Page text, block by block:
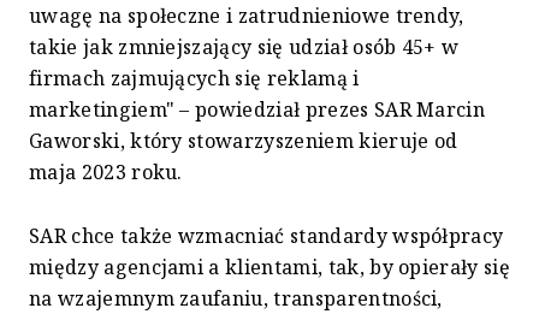
uwagę na społeczne i zatrudnieniowe trendy,
takie jak zmniejszający się udział osób 45+ w
firmach zajmujących się reklamą i
marketingiem" – powiedział prezes SAR Marcin
Gaworski, który stowarzyszeniem kieruje od
maja 2023 roku.
SAR chce także wzmacniać standardy współpracy
między agencjami a klientami, tak, by opierały się
na wzajemnym zaufaniu, transparentności,